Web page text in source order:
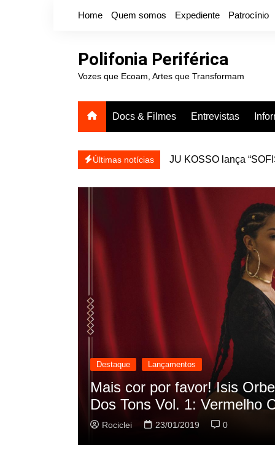
Home Quem somos Expediente Patrocínio
Polifonia Periférica
Vozes que Ecoam, Artes que Transformam
Docs & Filmes Entrevistas
Últimas notícias
ea coragem de se Projota relança a
Destaque Lançamentos
Rashid vai buscar nos HQs
sua nova música
Rociclei 22/01/2019 0